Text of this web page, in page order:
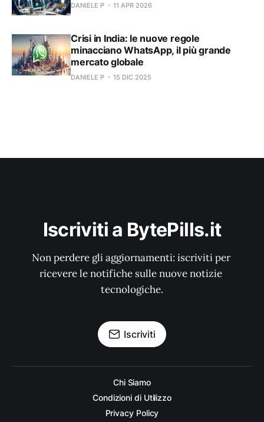
DANIELE P 11 APR 2026
Crisi in India: le nuove regole
minacciano WhatsApp, il più grande
mercato globale
DANIELE P 15 DIC 2025
Iscriviti a BytePills.it
Non perdere gli aggiornamenti: iscriviti per
ricevere le notifiche sulle nuove notizie
tecnologiche.
Iscriviti
Chi Siamo
Condizioni di Utilizzo
Privacy Policy